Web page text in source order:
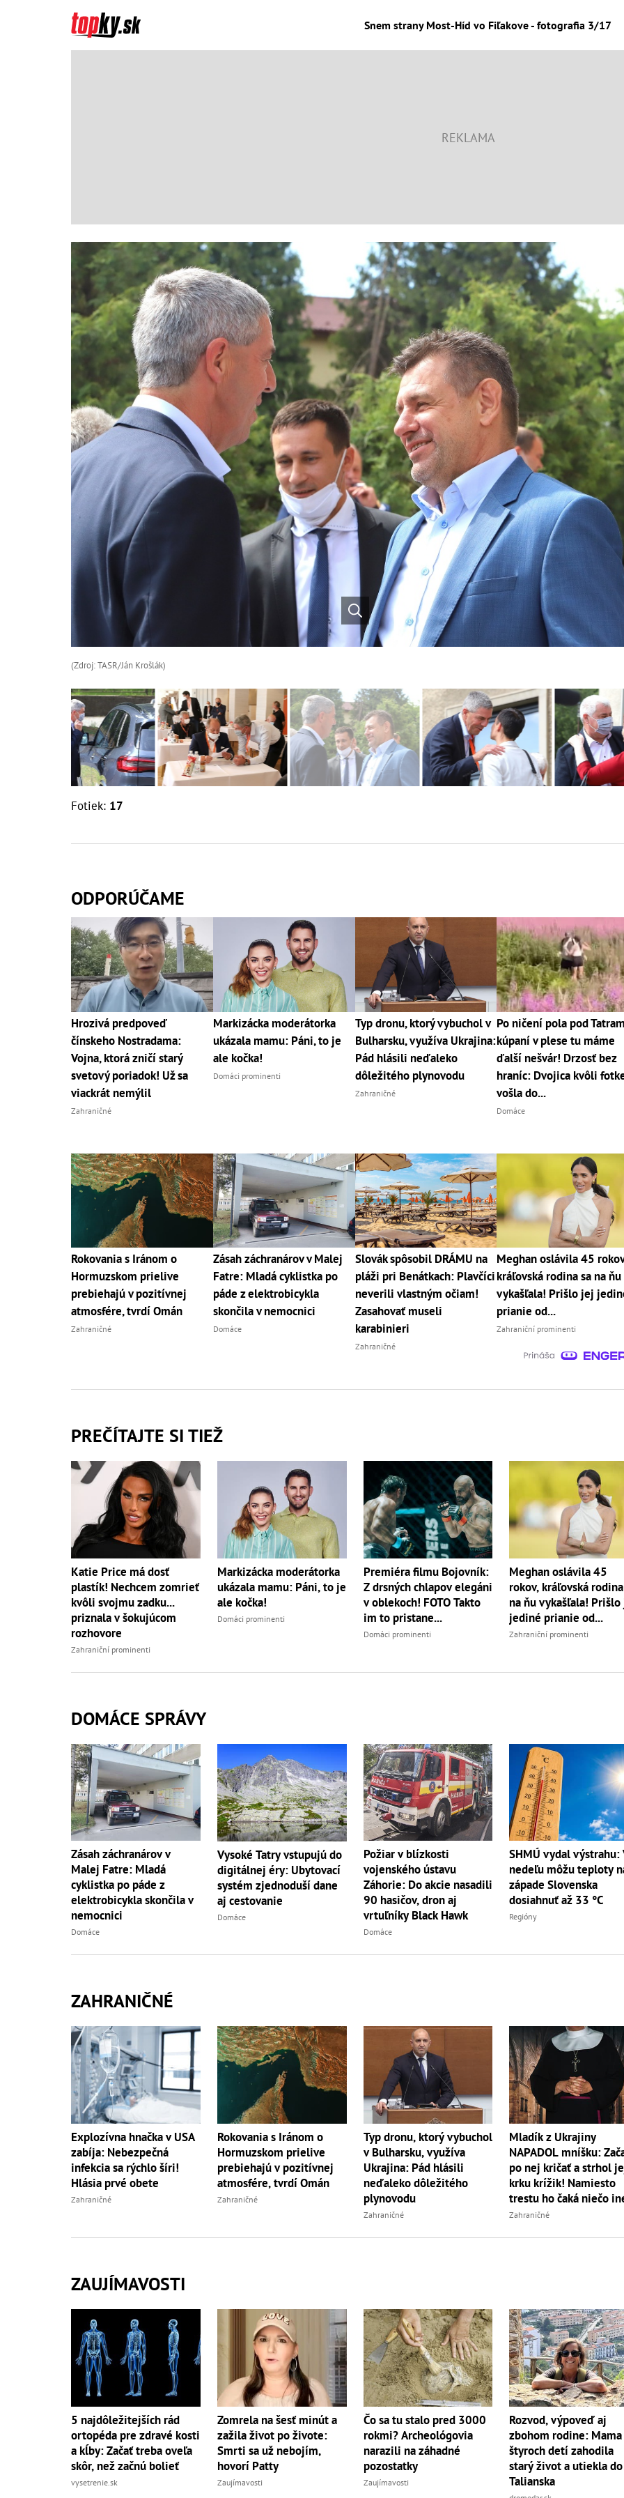
Snem strany Most-Híd vo Fiľakove - fotografia 3/17
(Zdroj: TASR/Ján Krošlák)
Fotiek: 17
ODPORÚČAME
Hrozivá predpoveď
čínskeho Nostradama:
Vojna, ktorá zničí starý
svetový poriadok! Už sa
viackrát nemýlil
Zahraničné
Markizácka moderátorka
ukázala mamu: Páni, to je
ale kočka!
Domáci prominenti
Typ dronu, ktorý vybuchol v
Bulharsku, využíva Ukrajina:
Pád hlásili neďaleko
dôležitého plynovodu
Zahraničné
Po ničení pola pod
kúpaní v plese tu máme
ďalší nešvár! Drzosť bez
hraníc: Dvojica kvôli
vošla do...
Domáce
Rokovania s Iránom o
Hormuzskom prielive
prebiehajú v pozitívnej
atmosfére, tvrdí Omán
Zahraničné
Zásah záchranárov v Malej
Fatre: Mladá cyklistka po
páde z elektrobicykla
skončila v nemocnici
Domáce
Slovák spôsobil DRÁMU na
pláži pri Benátkach: Plavčíci
neverili vlastným očiam!
Zasahovať museli
karabinieri
Zahraničné
Meghan oslávila 45
kráľovská rodina sa na ňu
vykašľala! Prišlo jej
prianie od...
Zahraniční prominenti
PREČÍTAJTE SI TIEŽ
Katie Price má dosť
plastík! Nechcem zomrieť
kvôli svojmu zadku...
priznala v šokujúcom
rozhovore
Zahraniční prominenti
Markizácka moderátorka
ukázala mamu: Páni, to je
ale kočka!
Domáci prominenti
Premiéra filmu Bojovník:
Z drsných chlapov elegáni
v oblekoch! FOTO Takto
im to pristane...
Domáci prominenti
Meghan oslávila 45
rokov, kráľovská
na ňu vykašľala!
jediné prianie od...
Zahraniční prominenti
DOMÁCE SPRÁVY
Zásah záchranárov v
Malej Fatre: Mladá
cyklistka po páde z
elektrobicykla skončila v
nemocnici
Domáce
Vysoké Tatry vstupujú do
digitálnej éry: Ubytovací
systém zjednoduší dane
aj cestovanie
Domáce
Požiar v blízkosti
vojenského ústavu
Záhorie: Do akcie nasadili
90 hasičov, dron aj
vrtuľníky Black Hawk
Domáce
SHMÚ vydal výstrahu:
nedeľu môžu teploty
západe Slovenska
dosiahnuť až 33 °C
Regióny
ZAHRANIČNÉ
Explozívna hnačka v USA
zabíja: Nebezpečná
infekcia sa rýchlo šíri!
Hlásia prvé obete
Zahraničné
Rokovania s Iránom o
Hormuzskom prielive
prebiehajú v pozitívnej
atmosfére, tvrdí Omán
Zahraničné
Typ dronu, ktorý vybuchol
v Bulharsku, využíva
Ukrajina: Pád hlásili
neďaleko dôležitého
plynovodu
Zahraničné
Mladík z Ukrajiny
NAPADOL mníšku:
po nej kričať a strhol
krku krížik! Namiesto
trestu ho čaká niečo
Zahraničné
ZAUJÍMAVOSTI
5 najdôležitejších rád
ortopéda pre zdravé kosti
a kĺby: Začať treba oveľa
skôr, než začnú bolieť
vysetrenie.sk
Zomrela na šesť minút a
zažila život po živote:
Smrti sa už nebojím,
hovorí Patty
Zaujímavosti
Čo sa tu stalo pred 3000
rokmi? Archeológovia
narazili na záhadné
pozostatky
Zaujímavosti
Rozvod, výpoveď aj
zbohom rodine: Mama
štyroch detí zahodila
starý život a utiekla do
Talianska